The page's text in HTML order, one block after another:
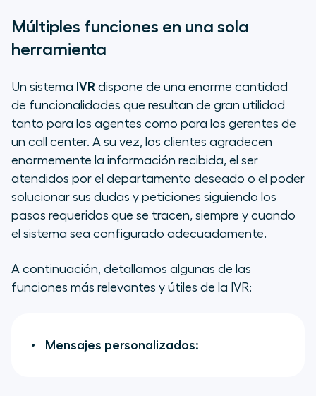
Múltiples funciones en una sola
herramienta
Un sistema IVR dispone de una enorme cantidad
de funcionalidades que resultan de gran utilidad
tanto para los agentes como para los gerentes de
un call center. A su vez, los clientes agradecen
enormemente la información recibida, el ser
atendidos por el departamento deseado o el poder
solucionar sus dudas y peticiones siguiendo los
pasos requeridos que se tracen, siempre y cuando
el sistema sea configurado adecuadamente.
A continuación, detallamos algunas de las
funciones más relevantes y útiles de la IVR:
Mensajes personalizados: